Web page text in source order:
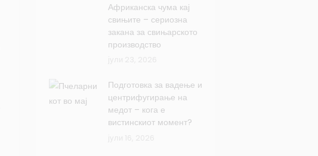
Африканска чума кај
свињите – сериозна
закана за свињарското
производство
Подготовка за вадење и
центрифугирање на
медот – кога е
вистинскиот момент?